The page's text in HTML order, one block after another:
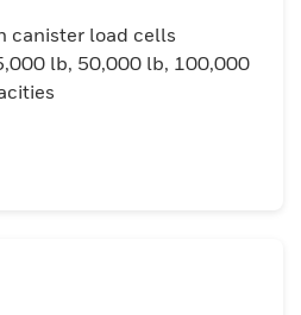
canister load cells
lb, 50,000 lb, 100,000